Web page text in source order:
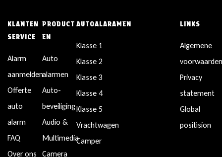
KLANTEN
SERVICE
Alarm
aanmelden
Offerte
auto
alarm
FAQ
Over ons
PRODUCT
EN
Auto
alarmen
Auto-
beveiliging
Audio &
Multimedia
Camera
AUTOALARAMEN
Klasse 1
Klasse 2
Klasse 3
Klasse 4
Klasse 5
Vrachtwagen
Camper
LINKS
Algemene
Privacy
statement
Global
positision